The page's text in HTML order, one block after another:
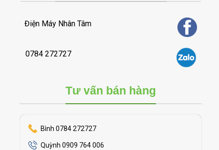
Điện Máy Nhân Tâm
0784 272727
Tư vấn bán hàng
Bình 0784 272727
Quỳnh 0909 764 006